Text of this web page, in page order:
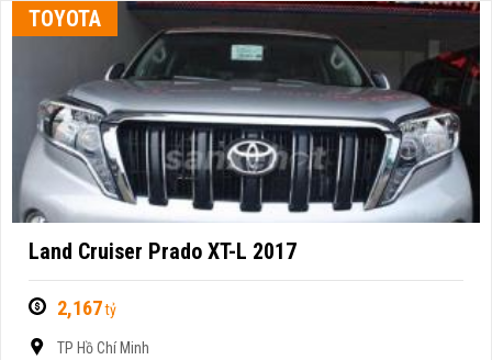
TOYOTA
Land Cruiser Prado XT-L 2017
2,167tỷ
TP Hồ Chí Minh